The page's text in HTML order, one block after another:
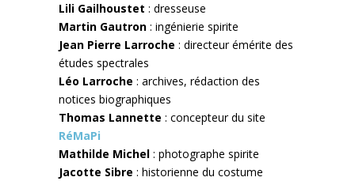
Lili Gailhoustet : dresseuse
Martin Gautron : ingénierie spirite
Jean Pierre Larroche : directeur émérite des
études spectrales
Léo Larroche : archives, rédaction des
notices biographiques
Thomas Lannette : concepteur du site
RéMaPi
Mathilde Michel : photographe spirite
Jacotte Sibre : historienne du costume